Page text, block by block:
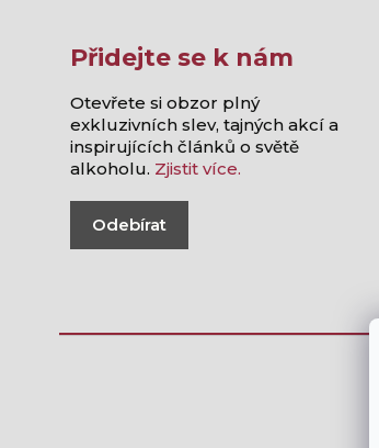
Přidejte se k nám
Otevřete si obzor plný
exkluzivních slev, tajných akcí a
inspirujících článků o světě
alkoholu. Zjistit více.
Odebírat